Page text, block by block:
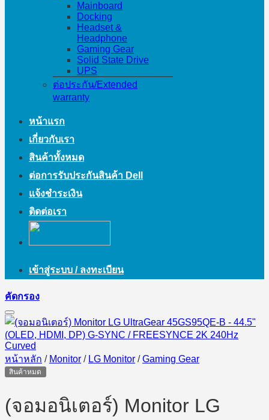
Mainboard
Docking
Headset &
Headphone
Gaming Gear
Solid State Drive
UPS
ต่อประกัน/Extended
warranty
หน้าแรก
เกี่ยวกับเรา
สินค้าทั้งหมด
ต่อการรับประกันสินค้า Dell
แจ้งชำระเงิน
ติดต่อเรา
เข้าสู่ระบบ / ลงทะเบียน
คัดกรอง
หน้าหลัก / Monitor / LG Monitor / Gaming Gear
สินค้าหมด
(จอมอนิเตอร์) Monitor LG